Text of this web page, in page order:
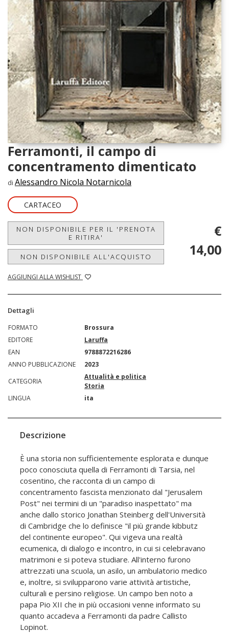
Ferramonti, il campo di
concentramento dimenticato
di Alessandro Nicola Notarnicola
CARTACEO
NON DISPONIBILE PER IL 'PRENOTA
E RITIRA'
NON DISPONIBILE ALL'ACQUISTO
AGGIUNGI ALLA WISHLIST
€
14,00
Dettagli
FORMATO
Brossura
EDITORE
Laruffa
EAN
9788872216286
ANNO PUBBLICAZIONE
2023
CATEGORIA
Attualità e politica
Storia
LINGUA
ita
Descrizione
È una storia non sufficientemente esplorata e dunque
poco conosciuta quella di Ferramonti di Tarsia, nel
cosentino, che racconta di un campo di
concentramento fascista menzionato dal "Jerusalem
Post" nei termini di un "paradiso inaspettato" ma
anche dallo storico Jonathan Steinberg dell'Università
di Cambridge che lo definisce "il più grande kibbutz
del continente europeo". Qui vigeva una realtà
ecumenica, di dialogo e incontro, in cui si celebravano
matrimoni e si poteva studiare. All'interno furono
attrezzati una scuola, un asilo, un ambulatorio medico
e, inoltre, si svilupparono varie attività artistiche,
culturali e persino religiose. Un campo ben noto a
papa Pio XII che in più occasioni venne informato su
quanto accadeva a Ferramonti da padre Callisto
Lopinot.